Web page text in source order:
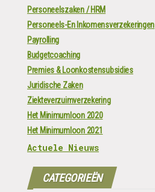
Personeelszaken / HRM
Personeels-En Inkomensverzekeringen
Payrolling
Budgetcoaching
Premies & Loonkostensubsidies
Juridische Zaken
Ziekteverzuimverzekering
Het Minimumloon 2020
Het Minimumloon 2021
Actuele Nieuws
CATEGORIEËN